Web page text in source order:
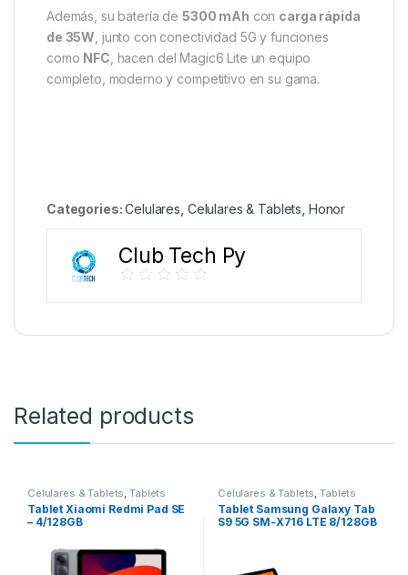
Además, su batería de 5300 mAh con carga rápida
de 35W , junto con conectividad 5G y funciones
como NFC , hacen del Magic6 Lite un equipo
completo, moderno y competitivo en su gama.
Categories:Celulares Celulares & Tablets Honor
Club Tech Py
Related products
Celulares & Tablets ,Tablets
Tablet Xiaomi Redmi Pad SE
– 4/128GB
Celulares & Tablets ,Tablets
Tablet Samsung Galaxy Tab
S9 5G SM-X716 LTE 8/128GB